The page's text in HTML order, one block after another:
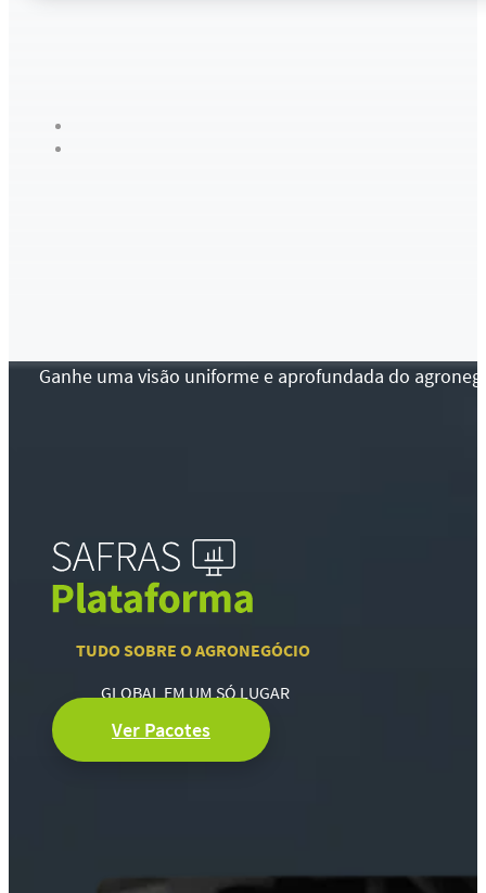
Ganhe uma visão uniforme e aprofundada do
TUDO SOBRE O AGRONEGÓCIO
GLOBAL EM UM SÓ LUGAR
Ver Pacotes